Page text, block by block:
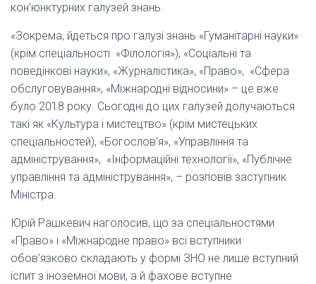
кон’юнктурних галузей знань.
«Зокрема, йдеться про галузі знань «Гуманітарні науки»
(крім спеціальності «Філологія»), «Соціальні та
поведінкові науки», «Журналістика», «Право», «Сфера
обслуговування», «Міжнародні відносини» – це вже
було 2018 року. Сьогодні до цих галузей долучаються
такі як «Культура і мистецтво» (крім мистецьких
спеціальностей), «Богослов’я», «Управління та
адміністрування», «Інформаційні технології», «Публічне
управління та адміністрування», – розповів заступник
Міністра.
Юрій Рашкевич наголосив, що за спеціальностями
«Право» і «Міжнародне право» всі вступники
обов’язково складають у формі ЗНО не лише вступний
іспит з іноземної мови, а й фахове вступне